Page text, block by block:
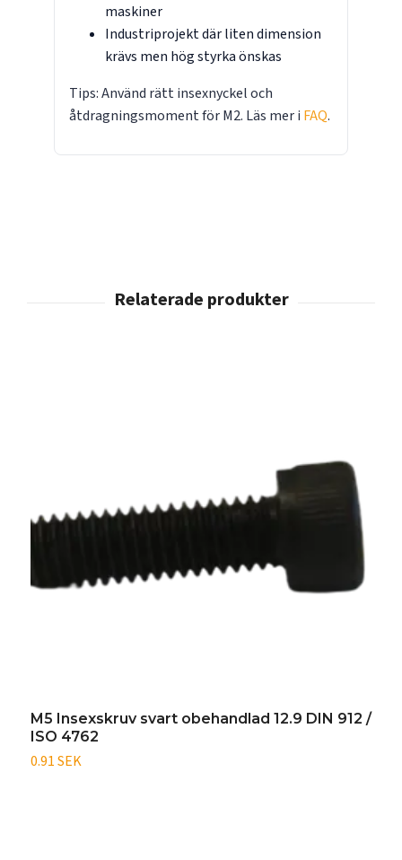
maskiner
Industriprojekt där liten dimension
krävs men hög styrka önskas
Tips: Använd rätt insexnyckel och
åtdragningsmoment för M2. Läs mer i FAQ.
M5 Insexskruv svart obehandlad 12.9 DIN 912 /
ISO 4762
0.91 SEK